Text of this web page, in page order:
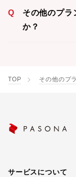
Q
その他のプラ
か？
TOP その他のプ
サービスについて